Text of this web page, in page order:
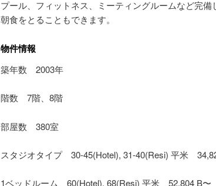
プール、フィットネス、ミーティングルームなど完備
朝食をとることもできます。
物件情報
築年数 2003年
階数 7階、8階
部屋数 380室
スタジオタイプ 30-45(Hotel), 31-40(Resi) 平米
1ベッドルーム 60(Hotel), 68(Resi) 平米 52,804 B〜